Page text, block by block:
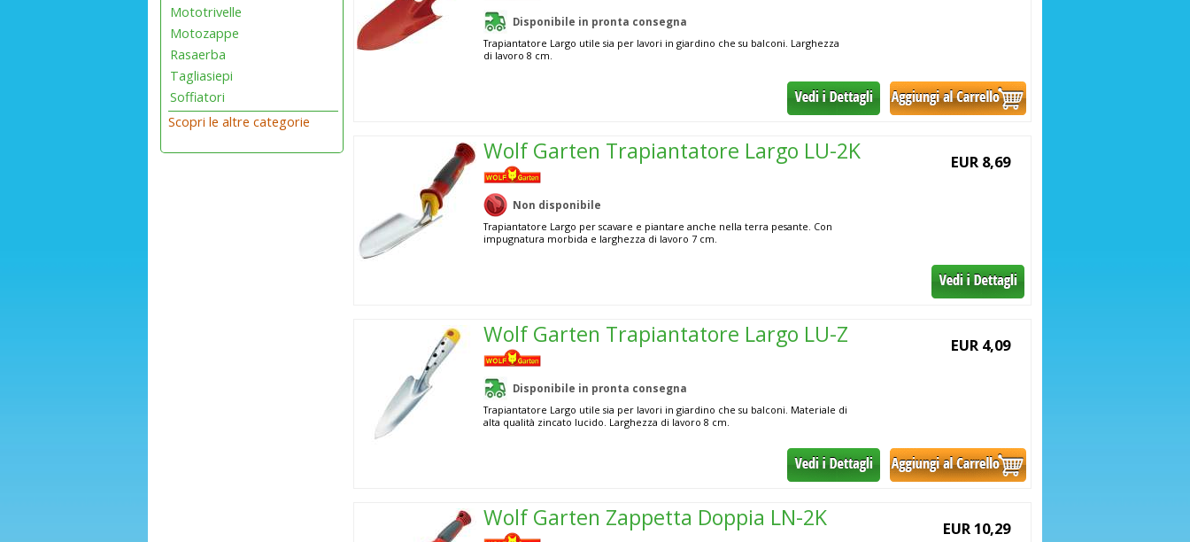
Mototrivelle
Motozappe
Rasaerba
Tagliasiepi
Soffiatori
Scopri le altre categorie
Disponibile in pronta consegna
Trapiantatore Largo utile sia per lavori in giardino che su balconi. Larghezza
di lavoro 8 cm.
Wolf Garten Trapiantatore Largo LU-2K
Non disponibile
Trapiantatore Largo per scavare e piantare anche nella terra pesante. Con
impugnatura morbida e larghezza di lavoro 7 cm.
EUR 8,69
Wolf Garten Trapiantatore Largo LU-Z
Disponibile in pronta consegna
Trapiantatore Largo utile sia per lavori in giardino che su balconi. Materiale di
alta qualità zincato lucido. Larghezza di lavoro 8 cm.
EUR 4,09
Wolf Garten Zappetta Doppia LN-2K EUR 10,29